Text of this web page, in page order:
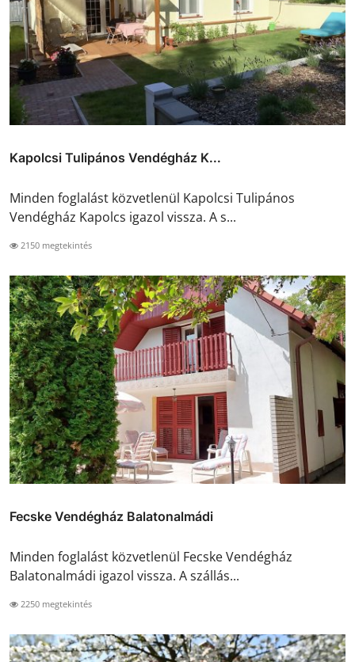
Kapolcsi Tulipános Vendégház K...
Minden foglalást közvetlenül Kapolcsi Tulipános
Vendégház Kapolcs igazol vissza. A s...
2150 megtekintés
Fecske Vendégház Balatonalmádi
Minden foglalást közvetlenül Fecske Vendégház
Balatonalmádi igazol vissza. A szállás...
2250 megtekintés